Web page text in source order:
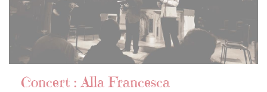
Concert : Alla Francesca